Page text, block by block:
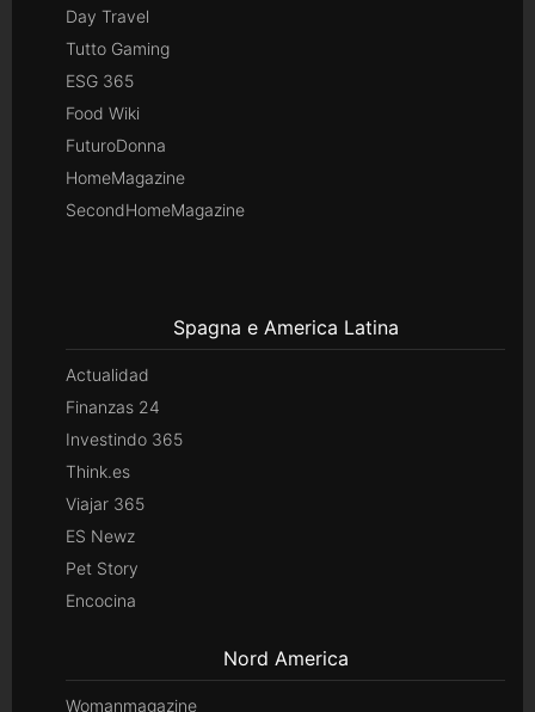
Day Travel
Tutto Gaming
ESG 365
Food Wiki
FuturoDonna
HomeMagazine
SecondHomeMagazine
Spagna e America Latina
Actualidad
Finanzas 24
Investindo 365
Think.es
Viajar 365
ES Newz
Pet Story
Encocina
Nord America
Womanmagazine